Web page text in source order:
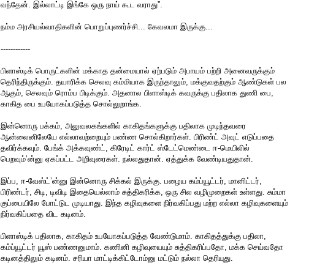
வந்தேன். இல்லாட்டி இங்கே ஒரு நாய் கூட வராது”.
நம்ம அரசியல்வாதிகளின் பொறுப்புணர்ச்சி... கேவலமா இருக்கு...
------------
பிளாஸ்டிக் பொருட்களின் மக்காத தன்மையால் ஏற்படும் அபாயம் பற்றி அனைவருக்கும்
தெரிந்திருக்கும். தயாரிக்க செலவு கம்மியாக இருந்தாலும், மக்குவதற்கும் ஆண்டுகள் பல
ஆகும், செலவும் ரொம்ப பிடிக்கும். அதனால பிளாஸ்டிக் கவருக்கு பதிலாக துணி பை,
காகித பை உபயோகப்படுத்த சொல்லுறாங்க.
இன்னொரு பக்கம், அலுவலகங்களில் காகிதங்களுக்கு பதிலாக முடிந்தவரை
ஆன்லைனிலேயே எல்லாவற்றையும் பண்ண சொல்கிறார்கள். பிரிண்ட் அவுட் எடுப்பதை
தவிர்க்கவும். பேங்க் அக்கவுண்ட், கிரேடிட் கார்ட் ஸ்டேட்மெண்டை ஈ-மெயிலில்
பெறவும்’ன்னு ஏகப்பட்ட அறிவுரைகள். நல்லதுதான். ஏத்துக்க வேண்டியதுதான்.
இப்ப, ஈ-வேஸ்ட்’ன்னு இன்னொரு சிக்கல் இருக்கு. பழைய கம்ப்யூட்டர், மானிட்டர்,
பிரிண்டர், சிடி, டிவிடி இதையெல்லாம் சுத்திகரிக்க, ஒரு சில வழிமுறைகள் உள்ளது. சும்மா
குப்பையிலே போட்டுட முடியாது. இந்த கழிவுகளை நிர்வகிப்பது மற்ற எல்லா கழிவுகளையும்
நிர்வகிப்பதை விட கடினம்.
பிளாஸ்டிக் பதிலாக, காகிதம் உபயோகப்படுத்த வேண்டுமாம். காகிதத்துக்கு பதிலா,
கம்ப்யூட்டர் யூஸ் பண்ணனுமாம். கணினி கழிவுயையும் சுத்திகரிப்பதோ, மக்க செய்வதோ
கடினத்திலும் கடினம். சரியா மாட்டிக்கிட்டோம்னு மட்டும் நல்லா தெரியுது.